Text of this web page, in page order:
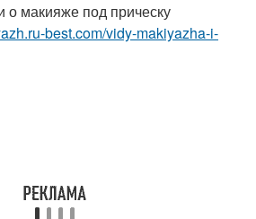
о макияже под прическу
best.com/vidy-makiyazha-i-